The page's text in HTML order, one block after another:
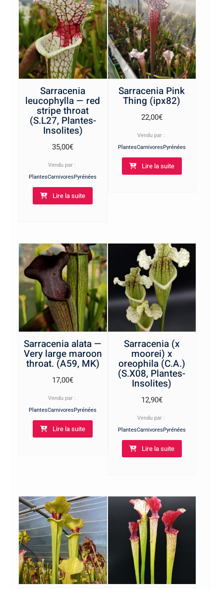
Sarracenia
leucophylla — red
stripe throat
(S.L27, Plantes-
Insolites)
35,00€
Vendu par :
PlantesCarnivoresPyrénées
Lire la suite
Sarracenia Pink
Thing (ipx82)
22,00€
Vendu par :
PlantesCarnivoresPyrénées
Lire la suite
Sarracenia alata —
Very large maroon
throat. (A59, MK)
17,00€
Vendu par :
PlantesCarnivoresPyrénées
Lire la suite
Sarracenia (x
moorei) x
oreophila (C.A.)
(S.X08, Plantes-
Insolites)
12,90€
Vendu par :
PlantesCarnivoresPyrénées
Lire la suite